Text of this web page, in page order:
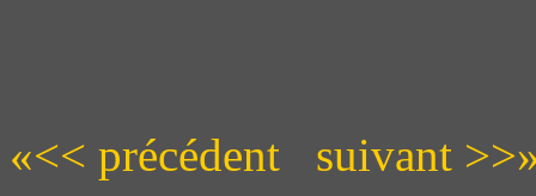
«<< précédent suivant